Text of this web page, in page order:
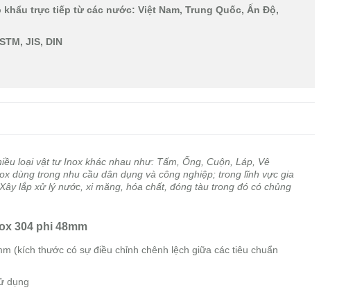
trực tiếp từ các nước: Việt Nam, Trung Quốc, Ấn Độ,
JIS, DIN
loại vật tư Inox khác nhau như: Tấm, Ống, Cuộn, Láp, Vê
dùng trong nhu cầu dân dụng và công nghiệp; trong lĩnh vực gia
lắp xử lý nước, xi măng, hóa chất, đóng tàu trong đó có chủng
304 phi 48mm
(kích thước có sự điều chỉnh chênh lệch giữa các tiêu chuẩn
dụng